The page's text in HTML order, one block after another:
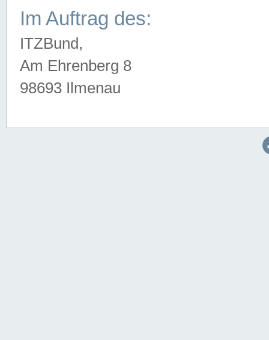
Im Auftrag des:
ITZBund,
Am Ehrenberg 8
98693 Ilmenau